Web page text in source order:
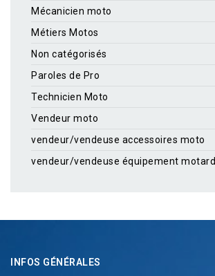
Mécanicien moto
Métiers Motos
Non catégorisés
Paroles de Pro
Technicien Moto
Vendeur moto
vendeur/vendeuse accessoires moto
vendeur/vendeuse équipement motard
INFOS GÉNÉRALES